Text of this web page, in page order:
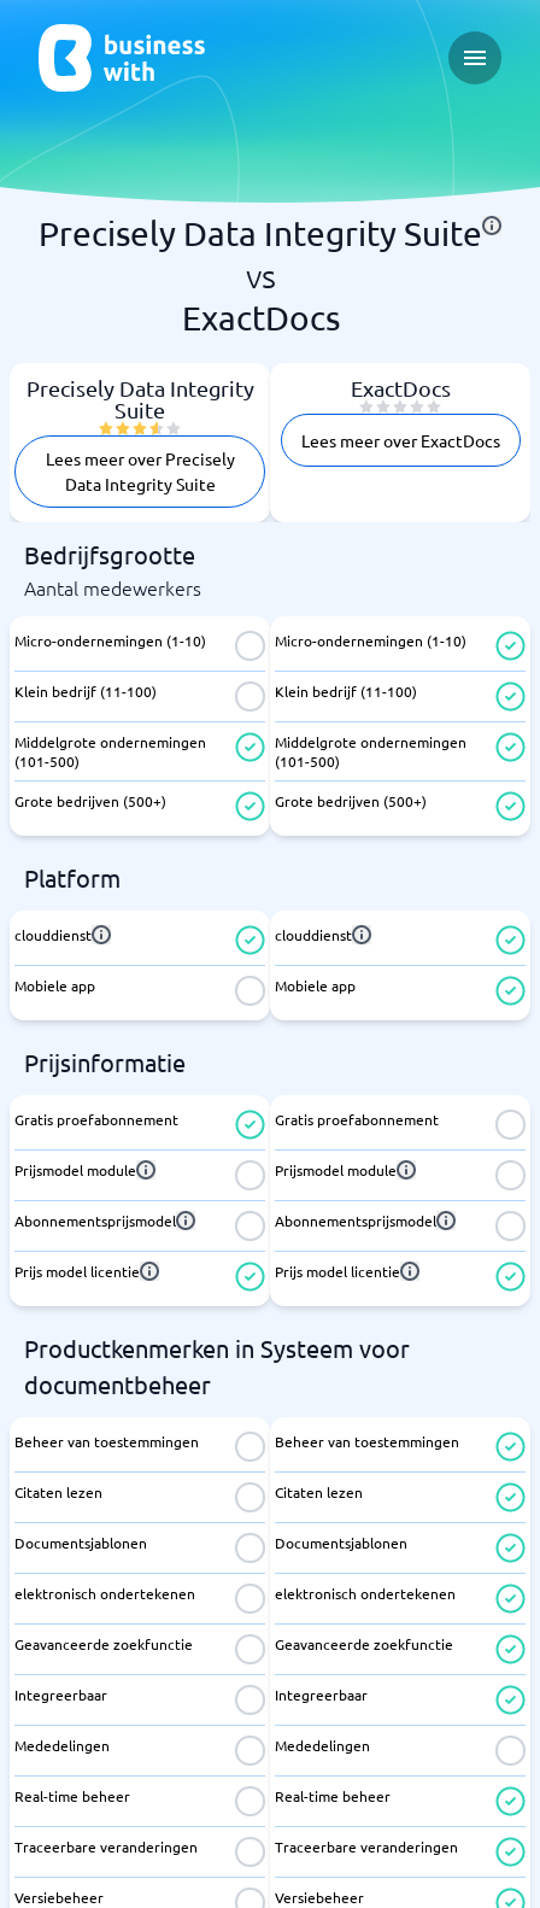
Open
Precisely Data Integrity Suite
vs
ExactDocs
Precisely Data Integrity
Suite
Lees meer over Precisely
Data Integrity Suite
ExactDocs
Lees meer over ExactDocs
Bedrijfsgrootte
Aantal medewerkers
Micro-ondernemingen (1-10)
Klein bedrijf (11-100)
Middelgrote ondernemingen
(101-500)
Grote bedrijven (500+)
Micro-ondernemingen (1-10)
Klein bedrijf (11-100)
Middelgrote ondernemingen
(101-500)
Grote bedrijven (500+)
Platform
clouddienst
Mobiele app
clouddienst
Mobiele app
Prijsinformatie
Gratis proefabonnement
Prijsmodel module
Abonnementsprijsmodel
Prijs model licentie
Gratis proefabonnement
Prijsmodel module
Abonnementsprijsmodel
Prijs model licentie
Productkenmerken in Systeem voor
documentbeheer
Beheer van toestemmingen
Citaten lezen
Documentsjablonen
elektronisch ondertekenen
Geavanceerde zoekfunctie
Integreerbaar
Mededelingen
Real-time beheer
Traceerbare veranderingen
Versiebeheer
Beheer van toestemmingen
Citaten lezen
Documentsjablonen
elektronisch ondertekenen
Geavanceerde zoekfunctie
Integreerbaar
Mededelingen
Real-time beheer
Traceerbare veranderingen
Versiebeheer